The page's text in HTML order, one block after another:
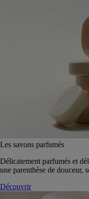
Les savons parfumés
Délicatement parfumés et
une parenthèse de douceur,
Découvrir